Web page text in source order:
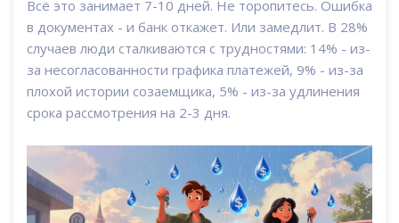
Всё это занимает 7-10 дней. Не торопитесь. Ошибка
в документах - и банк откажет. Или замедлит. В 28%
случаев люди сталкиваются с трудностями: 14% - из-
за несогласованности графика платежей, 9% - из-за
плохой истории созаемщика, 5% - из-за удлинения
срока рассмотрения на 2-3 дня.